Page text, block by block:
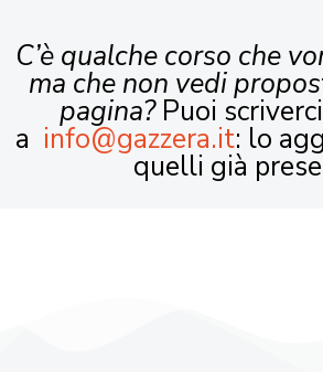
C’è qualche corso che
ma che non vedi
pagina?Puoi
a info@gazzera.it: lo
quelli già